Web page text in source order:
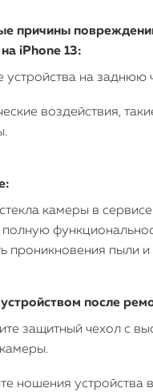
причины
iPhone 13:
устройства на заднюю
воздействия,
камеры в
полную
проникновения пыли и
после
защитный чехол с
ношения устройства